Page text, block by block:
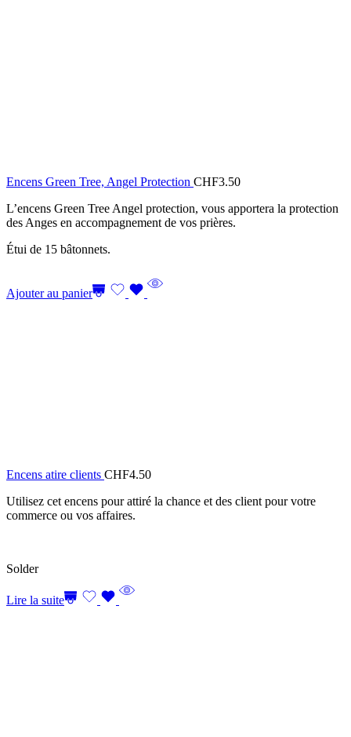
Encens Green Tree, Angel Protection CHF3.50
L’encens Green Tree Angel protection, vous apportera la protection
des Anges en accompagnement de vos prières.
Étui de 15 bâtonnets.
Ajouter au panier
Encens atire clients CHF4.50
Utilisez cet encens pour attiré la chance et des client pour votre
commerce ou vos affaires.
Solder
Lire la suite